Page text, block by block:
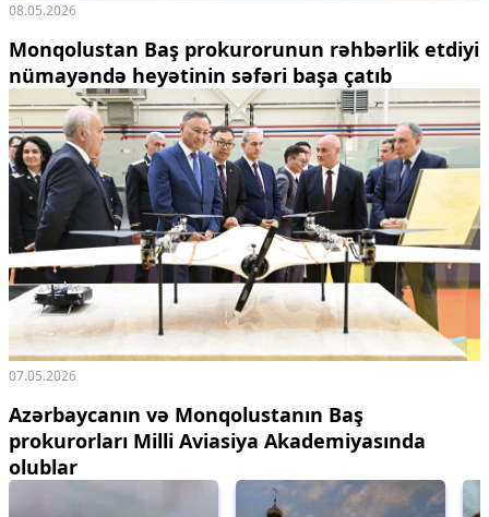
08.05.2026
Monqolustan Baş prokurorunun rəhbərlik etdiyi
nümayəndə heyətinin səfəri başa çatıb
07.05.2026
Azərbaycanın və Monqolustanın Baş
prokurorları Milli Aviasiya Akademiyasında
olublar